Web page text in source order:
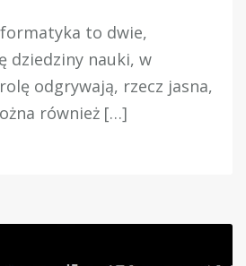
to dwie,
dziedziny nauki, w
odgrywają, rzecz jasna,
również […]